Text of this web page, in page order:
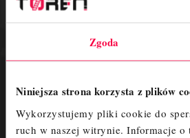
Zgoda
Niniejsza strona korzysta z plików
Wykorzystujemy pliki cookie do
ruch w naszej witrynie. Informacje o
Warunki transakcji
O nas
Regulamin
Polityka
Śledzenie